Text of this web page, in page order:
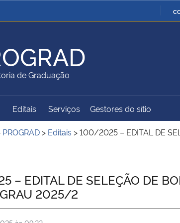
Ministério da Justiça e
Ministério da Defesa
Ministério da Educação
Ministério do Turismo
Ministério do
Desenvolvimento
Institucional
de Graduação
do Sítio
Editais Serviços Gestores do sítio
PROGRAD > Editais >100/2025 – EDITAL DE
– EDITAL DE SELEÇÃO DE
2025/2